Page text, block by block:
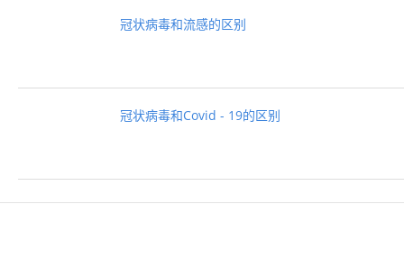
冠状病毒和流感的区别
冠状病毒和Covid - 19的区别